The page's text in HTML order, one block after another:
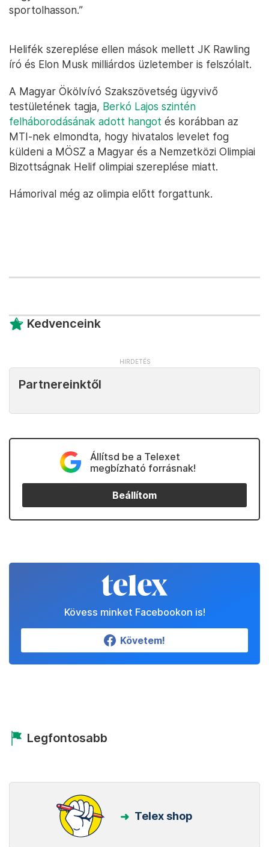
sportolhasson.”
Helifék szereplése ellen mások mellett JK Rawling
író és Elon Musk milliárdos üzletember is felszólalt.
A Magyar Ökölvívó Szakszövetség ügyvivő
testületének tagja, Berkó Lajos szintén
felháborodásának adott hangot és korábban az
MTI-nek elmondta, hogy hivatalos levelet fog
küldeni a MÖSZ a Magyar és a Nemzetközi Olimpiai
Bizottságnak Helif olimpiai szereplése miatt.
Hámorival még az olimpia előtt forgattunk.
Kedvenceink
Partnereinktől
Állítsd be a Telexet
megbízható forrásnak!
Beállítom
Kövess minket Facebookon is!
Követem!
Legfontosabb
Telex shop